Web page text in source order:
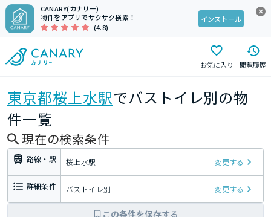
CANARY(カナリー)
物件をアプリでサクサク検索！
(4.8)
インストール
お気に入り 閲覧履歴
東京都桜上水駅でバストイレ別の物
件一覧
現在の検索条件
路線・駅 桜上水駅 変更する
詳細条件 バストイレ別 変更する
この条件を保存する